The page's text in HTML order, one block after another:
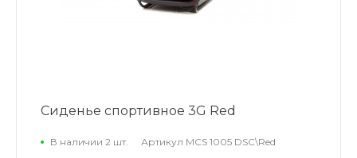
Сиденье спортивное 3G Red
В наличии 2 шт. Артикул MCS 1005 DSC\Red